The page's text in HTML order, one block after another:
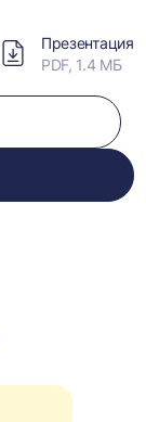
Презентация
PDF, 1.4 МБ